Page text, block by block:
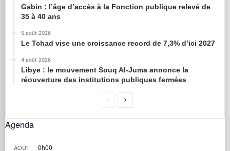
Gabin : l’âge d’accès à la Fonction publique relevé de
35 à 40 ans
5 août 2026
Le Tchad vise une croissance record de 7,3% d’ici 2027
4 août 2026
Libye : le mouvement Souq Al-Juma annonce la
réouverture des institutions publiques fermées
Agenda
AOÛT 0h00